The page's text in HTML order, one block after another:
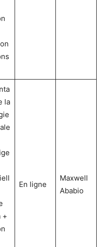
la
+
En ligne
Maxwell
Ababio